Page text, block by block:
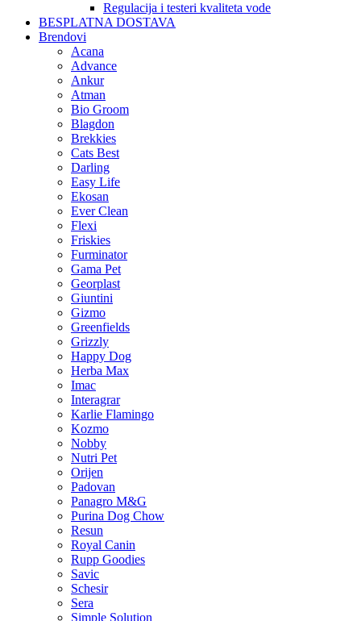
Regulacija i testeri kvaliteta vode
BESPLATNA DOSTAVA
Brendovi
Acana
Advance
Ankur
Atman
Bio Groom
Blagdon
Brekkies
Cats Best
Darling
Easy Life
Ekosan
Ever Clean
Flexi
Friskies
Furminator
Gama Pet
Georplast
Giuntini
Gizmo
Greenfields
Grizzly
Happy Dog
Herba Max
Imac
Interagrar
Karlie Flamingo
Kozmo
Nobby
Nutri Pet
Orijen
Padovan
Panagro M&G
Purina Dog Chow
Resun
Royal Canin
Rupp Goodies
Savic
Schesir
Sera
Simple Solution